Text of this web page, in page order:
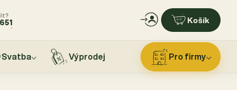
Košík
Svatba Výprodej Pro firmy